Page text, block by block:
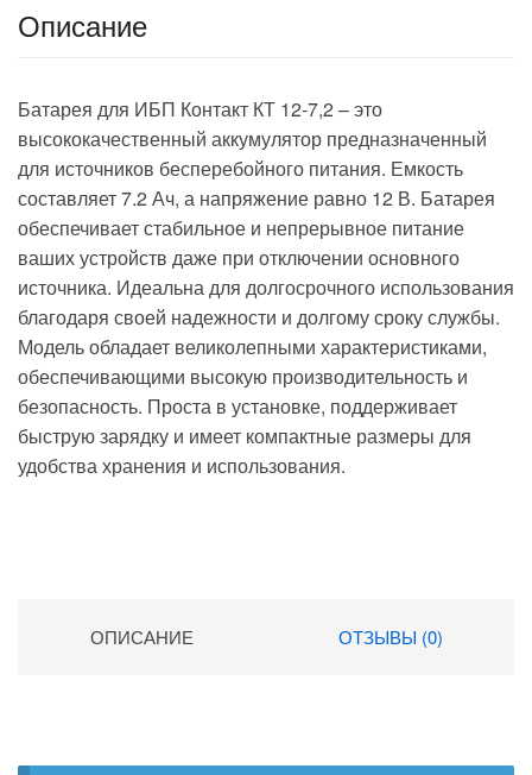
Описание
Батарея для ИБП Контакт КТ 12-7,2 – это
высококачественный аккумулятор предназначенный
для источников бесперебойного питания. Емкость
составляет 7.2 Ач, а напряжение равно 12 В. Батарея
обеспечивает стабильное и непрерывное питание
ваших устройств даже при отключении основного
источника. Идеальна для долгосрочного использования
благодаря своей надежности и долгому сроку службы.
Модель обладает великолепными характеристиками,
обеспечивающими высокую производительность и
безопасность. Проста в установке, поддерживает
быструю зарядку и имеет компактные размеры для
удобства хранения и использования.
ОПИСАНИЕ ОТЗЫВЫ (0)